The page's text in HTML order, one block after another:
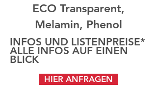
ECO Transparent,
Melamin, Phenol
INFOS UND LISTENPREISE*
ALLE INFOS AUF EINEN
BLICK
HIER ANFRAGEN